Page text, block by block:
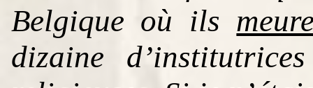
Belgique où ils
dizaine